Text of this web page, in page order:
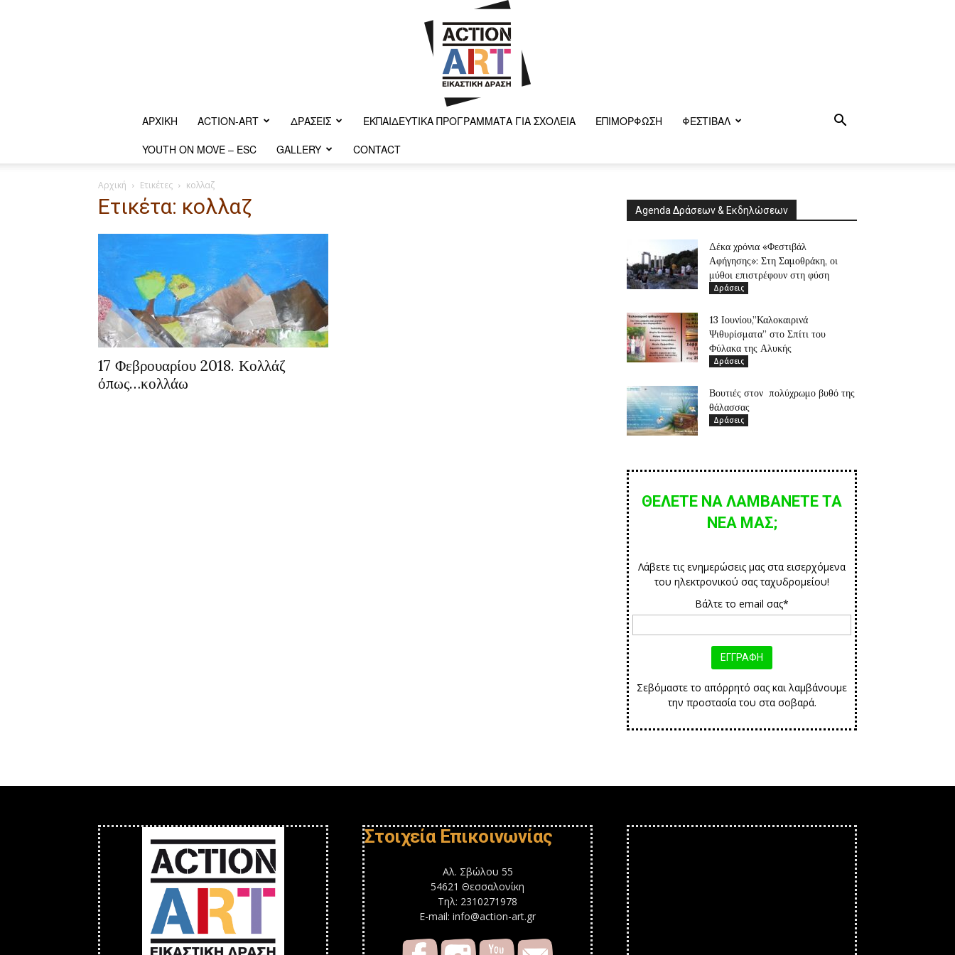
ΑΡΧΙΚΗ ACTION-ART ΔΡΆΣΕΙΣ ΕΚΠΑΙΔΕΥΤΙΚΆ ΠΡΟΓΡΆΜΜΑΤΑ ΓΙΑ ΣΧΟΛΕΊΑ ΕΠΙΜΌΡΦΩΣΗ
ΦΕΣΤΙΒΑΛ
YOUTH ON MOVE – ESC
GALLERY CONTACT
Αρχική Ετικέτες κολλαζ
Ετικέτα: κολλαζ
17 Φεβρουαρίου 2018. Κολλάζ
όπως…κολλάω
Agenda Δράσεων & Εκδηλώσεων
Δέκα χρόνια «Φεστιβάλ
Αφήγησης»: Στη Σαμοθράκη, οι
μύθοι επιστρέφουν στη φύση
Δράσεις
13 Ιουνίου,”Καλοκαιρινά
Ψιθυρίσματα” στο Σπίτι του
Φύλακα της Αλυκής
Δράσεις
Βουτιές στον πολύχρωμο βυθό της
θάλασσας
Δράσεις
ΘΕΛΕΤΕ ΝΑ ΛΑΜΒΑΝΕΤΕ ΤΑ
ΝΕΑ ΜΑΣ;
Λάβετε τις ενημερώσεις μας στα εισερχόμενα
του ηλεκτρονικού σας ταχυδρομείου!
Βάλτε το email σας*
Σεβόμαστε το απόρρητό σας και λαμβάνουμε
την προστασία του στα σοβαρά.
Στοιχεία Επικοινωνίας
Αλ. Σβώλου 55
54621 Θεσσαλονίκη
Τηλ: 2310271978
E-mail: info@action-art.gr